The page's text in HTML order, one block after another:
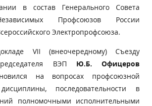
в состав Генерального Совета
Профсоюзов России
Электропрофсоюза.
VII (внеочередному) Съезду
ВЭП Ю.Б. Офицеров
на вопросах профсоюзной
последовательности в
полномочными исполнительными